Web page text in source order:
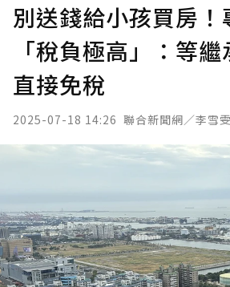
別送錢給小孩買房！
「稅負極高」：等
直接免稅
2025-07-18 14:26 聯合新聞網／李雪雯